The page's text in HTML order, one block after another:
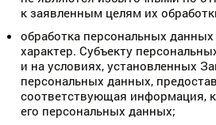
к заявленным целям их
обработка персональных
характер. Субъекту
и на условиях, установленных
персональных данных,
соответствующая информация,
его персональных данных;